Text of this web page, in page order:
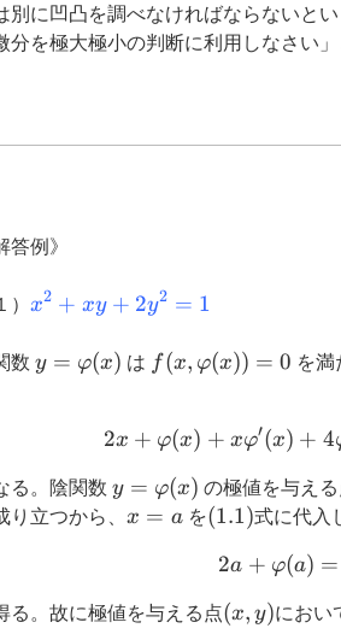
別に凹凸を調べなければならないと
分を極大極小の判断に利用しなさい」
答例》
） x^2+xy+2y^2=1
x2 + xy + 2y2 = 1
数 y=\varphi(x)
y = φ(x) は f(x,\varphi(x))=0
f(x, φ(x)) = 0 を満
2x+
2x + φ(x) + xφ′(x) + 4
る。陰関数 y=\varphi(x)
y = φ(x) の極値を与える
り立つから、 x=a
x = aを(1.1)
(1.1)式に代入
2a + φ(a) =
る。故に極値を与える点(x,y)
(x, y)におい